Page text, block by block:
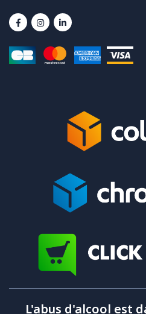
L'abus d'alcool est